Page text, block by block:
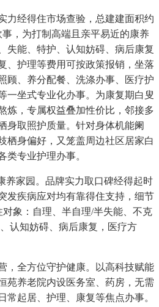
经得住市场查验，总建建面积约
，为打制高端且亲平易近的康养
失能、特护、认知妨碍、病后康复
、护理等费用可按政策报销，坐落
顾、养分配餐、洗涤办事、医疗护
一坐式专业化办事。为康复期白叟
炼，专属权益叠加性价比，邻接多
身取照护质量。针对身体机能阑
栖身偏好，又笼盖周边社区居家白
类专业护理办事。
家园。品牌实力取口碑经得起时
发疾病应对均有靠得住支持，细节
对象：自理、半自理/半失能、不克
认知妨碍、病后康复，医疗方
全方位守护健康。以高科技赋能
苑养老院内设医务室、药房，无需
常起居、护理、康复等焦点办事。